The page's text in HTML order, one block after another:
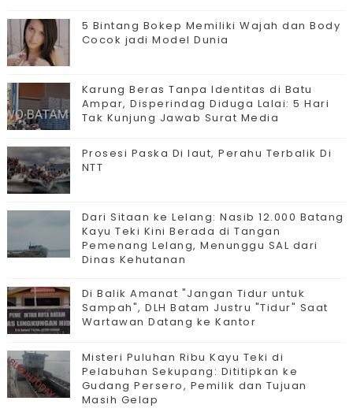
5 Bintang Bokep Memiliki Wajah dan Body
Cocok jadi Model Dunia
Karung Beras Tanpa Identitas di Batu
Ampar, Disperindag Diduga Lalai: 5 Hari
Tak Kunjung Jawab Surat Media
Prosesi Paska Di laut, Perahu Terbalik Di
NTT
Dari Sitaan ke Lelang: Nasib 12.000 Batang
Kayu Teki Kini Berada di Tangan
Pemenang Lelang, Menunggu SAL dari
Dinas Kehutanan
Di Balik Amanat "Jangan Tidur untuk
Sampah", DLH Batam Justru "Tidur" Saat
Wartawan Datang ke Kantor
Misteri Puluhan Ribu Kayu Teki di
Pelabuhan Sekupang: Dititipkan ke
Gudang Persero, Pemilik dan Tujuan
Masih Gelap